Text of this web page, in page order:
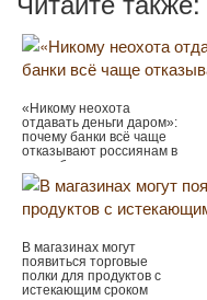
«Никому неохота
отдавать деньги даром»:
почему банки всё чаще
отказывают россиянам в
потребкредитах
В магазинах могут
появиться торговые
полки для продуктов с
истекающим сроком